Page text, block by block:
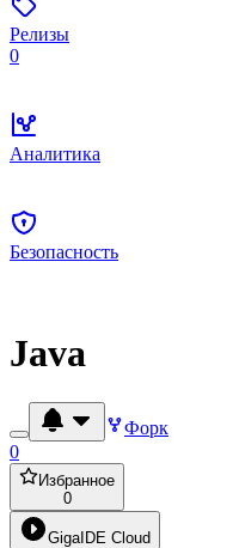
Релизы
0
Аналитика
Безопасность
Java
Форк
0
Избранное
0
GigaIDE Cloud